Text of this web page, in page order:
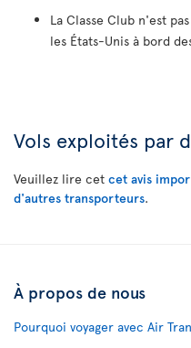
La Classe Club n'est
les États-Unis à bord
Vols exploités par
Veuillez lire cet cet avis
d'autres transporteurs.
À propos de nous
Pourquoi voyager avec Air